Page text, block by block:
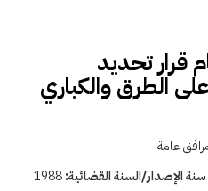
تحديد
الطرق والكباري
عامة
سنة الإصدار/السنة القضائية:1988